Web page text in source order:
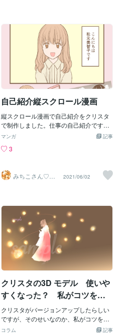
ャラではなくリアルよりなので、人体の
描き方は別で勉強する必要があります
ね。ちなみに、背景の構造物は宇宙エレ
ベーターなんですが、これは縮尺を変更
しています。といいますのも、もとがイ
ラスト用のソフトだからか、あまりにも
大きすぎる（データ的、縮尺的も含む）
とソフトが落ちます。このイラストを描
くにあたっても、結構動きが遅くなりま
自己紹介縦スクロール漫画
縦スクロール漫画で自己紹介をクリスタ
で制作しました。仕事の自己紹介です。
興味のある方は、ご連絡をいただければ
す。ご面倒でなければ、ブログサイト
式」■縦スクロール漫画で自己紹介作って
みたをみてください。よろしくお願いい
記事
マンガ
3
みちこさん♡ま
んがイラスト3d
2021/06/02
クリスタの3D モデル 使いや
すくなった？ 私がコツをつ
かんだ？
クリスタがバージョンアップしたらしい
ですが、そのせいなのか、私がコツをつ
かんだのか、ふと思いついた3Dモデルを
記事
コラム